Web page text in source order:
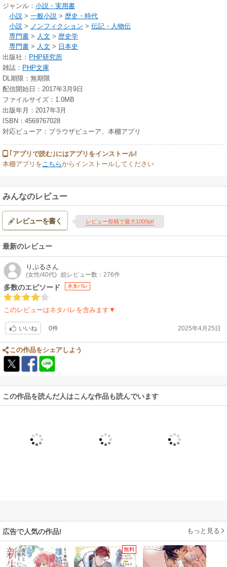
ジャンル： 小説・実用書
小説 > 一般小説 > 歴史・時代
小説 > ノンフィクション > 伝記・人物伝
専門書 > 人文 > 歴史学
専門書 > 人文 > 日本史
出版社： PHP研究所
雑誌： PHP文庫
DL期限：無期限
配信開始日：2017年3月9日
ファイルサイズ：1.0MB
出版年月：2017年3月
ISBN：4569767028
対応ビューア：ブラウザビューア、本棚アプリ
｢アプリで読む｣にはアプリをインストール!
本棚アプリをこちらからインストールしてください
みんなのレビュー
レビューを書く レビュー投稿で最大1000pt!
最新のレビュー
りぷるさん
(女性/40代) 総レビュー数：276件
多数のエピソード ネタバレ
このレビューはネタバレを含みます▼
いいね 0件 2025年4月25日
この作品をシェアしよう
この作品を読んだ人はこんな作品も読んでいます
広告で人気の作品! もっと見る
無料